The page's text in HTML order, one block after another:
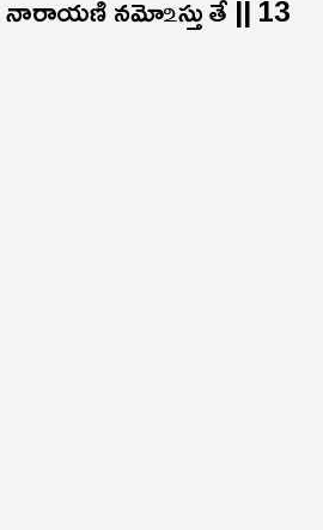
నారాయణి నమో ‌உస్తు తే || 13